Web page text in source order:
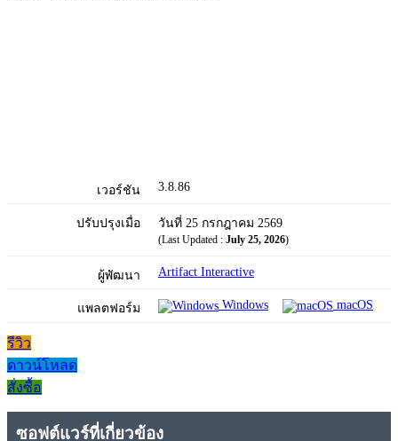
เวอร์ชัน 3.8.86
ปรับปรุงเมื่อ วันที่ 25 กรกฎาคม 2569
(Last Updated : July 25, 2026)
ผู้พัฒนา Artifact Interactive
แพลตฟอร์ม Windows macOS
รีวิว
ดาวน์โหลด
สั่งซื้อ
ซอฟต์แวร์ที่เกี่ยวข้อง